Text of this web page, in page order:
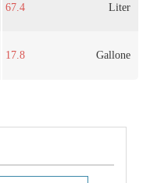
67.4 Liter
17.8 Gallone